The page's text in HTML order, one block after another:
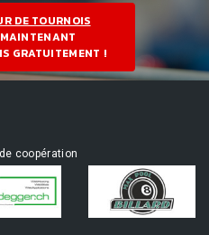
DE TOURNOIS
GRATUITEMENT !
coopération